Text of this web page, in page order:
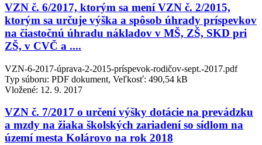
VZN č. 6/2017, ktorým sa mení VZN č. 2/2015,
ktorým sa určuje výška a spôsob úhrady príspevkov
na čiastočnú úhradu nákladov v MŠ, ZŠ, SKD pri
ZŠ, v CVČ a ....
VZN-6-2017-úprava-2-2015-príspevok-rodičov-sept.-2017.pdf
Typ súboru: PDF dokument, Veľkosť: 490,54 kB
Vložené: 12. 9. 2017
VZN č. 7/2017 o určení výšky dotácie na prevádzku
a mzdy na žiaka školských zariadení so sídlom na
území mesta Kolárovo na rok 2018